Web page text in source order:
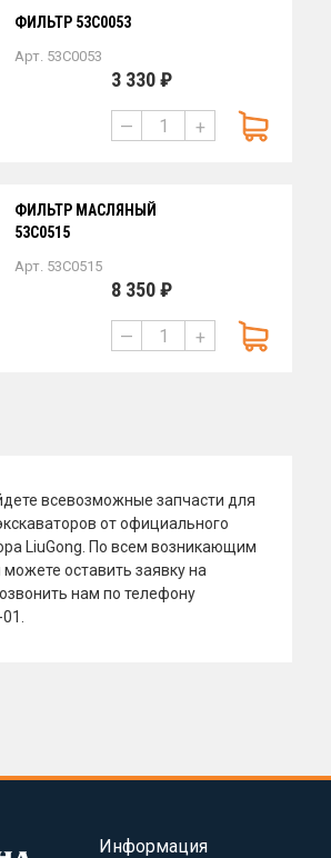
ФИЛЬТР 53C0053
Арт. 53C0053
3 330 ₽
— +
ФИЛЬТР МАСЛЯНЫЙ
53C0515
Арт. 53C0515
8 350 ₽
— +
всевозможные запчасти для
отофициального
LiuGong. По всем возникающим
можете оставить заявку на
нам по телефону
Информация